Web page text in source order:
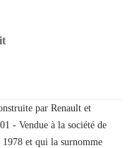
par Renault et
- Vendue à la société de
et qui la surnomme